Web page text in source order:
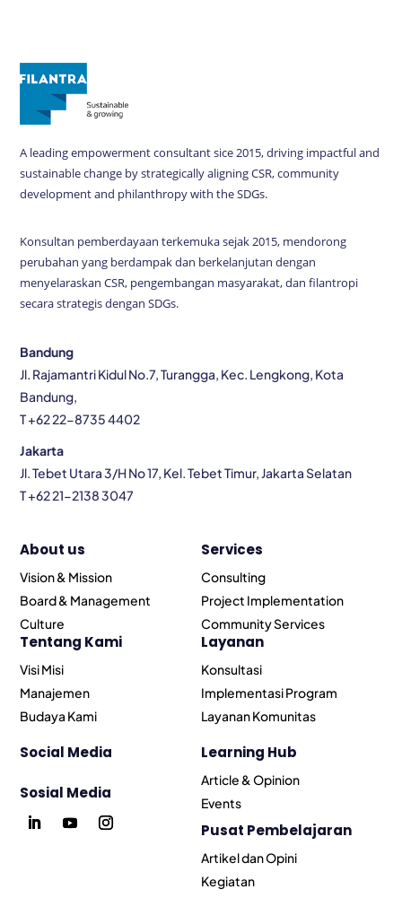
A leading empowerment consultant sice 2015, driving impactful and
sustainable change by strategically aligning CSR, community
development and philanthropy with the SDGs.
Konsultan pemberdayaan terkemuka sejak 2015, mendorong
perubahan yang berdampak dan berkelanjutan dengan
menyelaraskan CSR, pengembangan masyarakat, dan filantropi
secara strategis dengan SDGs.
Bandung
Jl. Rajamantri Kidul No.7, Turangga, Kec. Lengkong, Kota
Bandung,
T +62 22-8735 4402
Jakarta
Jl. Tebet Utara 3/H No 17, Kel. Tebet Timur, Jakarta Selatan
T +62 21-2138 3047
About us
Vision & Mission
Board & Management
Culture
Tentang Kami
Visi Misi
Manajemen
Budaya Kami
Social Media
Sosial Media
Services
Consulting
Project Implementation
Community Services
Layanan
Konsultasi
Implementasi Program
Layanan Komunitas
Learning Hub
Article & Opinion
Events
Pusat Pembelajaran
Artikel dan Opini
Kegiatan